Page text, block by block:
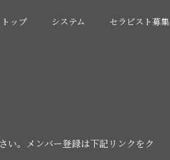
トップ システム セラピスト募集
い。メンバー登録は下記リンクをク